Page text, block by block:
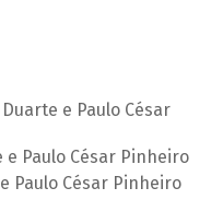
e Paulo César
Paulo César Pinheiro
Paulo César Pinheiro